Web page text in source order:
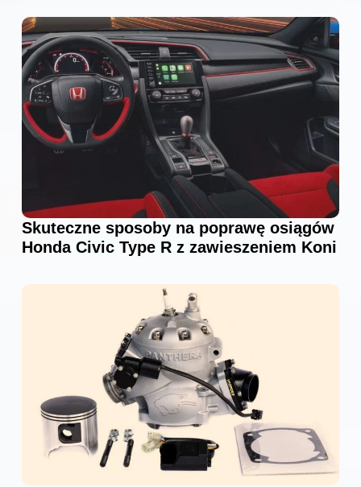
Skuteczne sposoby na poprawę osiągów
Honda Civic Type R z zawieszeniem Koni